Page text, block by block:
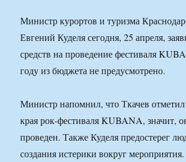
Министр курортов и туризма
Евгений Куделя сегодня, 25 апреля,
средств на проведение фестиваля
году из бюджета не предусмотрено.
Министр напомнил, что Ткачев
края рок-фестиваля KUBANA, значит,
проведен. Также Куделя предостерег
создания истерики вокруг мероприятия.